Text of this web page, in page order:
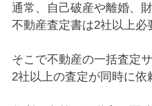
通常、自己破産や離婚、
不動産査定書は2社以上必
そこで不動産の一括査定
2社以上の査定が同時に依